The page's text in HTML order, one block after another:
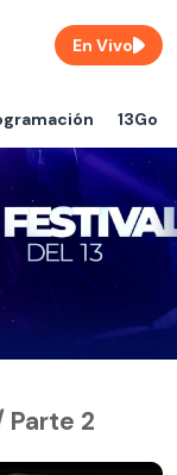
13Go
En Vivo
Parte 2